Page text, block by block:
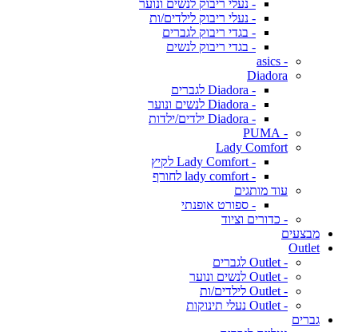
- נעלי ריבוק לנשים ונוער
- נעלי ריבוק לילדים/ות
- בגדי ריבוק לגברים
- בגדי ריבוק לנשים
- asics
Diadora
- Diadora לגברים
- Diadora לנשים ונוער
- Diadora ילדים/ילדות
- PUMA
Lady Comfort
- Lady Comfort לקיץ
- lady comfort לחורף
עוד מותגים
- ספורט אופנתי
- כדורים וציוד
מבצעים
Outlet
- Outlet לגברים
- Outlet לנשים ונוער
- Outlet לילדים/ות
- Outlet נעלי תינוקות
גברים